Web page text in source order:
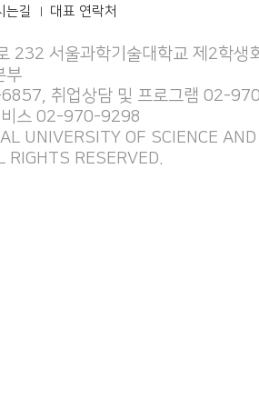
는길 | 대표 연락처
232 서울과학기술대학교 제2학생
부
취업상담 및 프로그램 02-
비스 02-970-9298
UNIVERSITY OF SCIENCE AND
RIGHTS RESERVED.